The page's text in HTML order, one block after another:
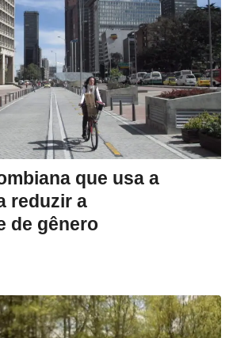
que usa a
reduzir a
de gênero